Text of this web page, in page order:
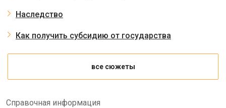
Наследство
Как получить субсидию от государства
все сюжеты
Справочная информация